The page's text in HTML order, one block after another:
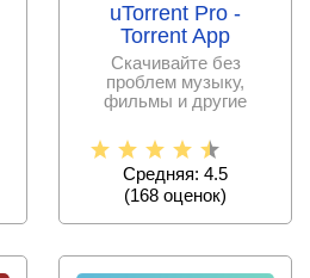
uTorrent Pro -
Torrent App
Скачивайте без
проблем музыку,
фильмы и другие
контент-трекеры!
Средняя: 4.5
(168 оценок)